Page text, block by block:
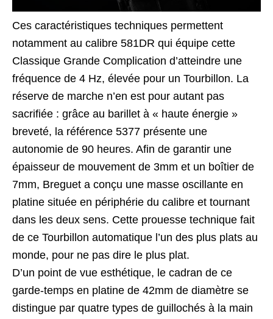
Ces caractéristiques techniques permettent
notamment au calibre 581DR qui équipe cette
Classique Grande Complication d’atteindre une
fréquence de 4 Hz, élevée pour un Tourbillon. La
réserve de marche n’en est pour autant pas
sacrifiée : grâce au barillet à « haute énergie »
breveté, la référence 5377 présente une
autonomie de 90 heures. Afin de garantir une
épaisseur de mouvement de 3mm et un boîtier de
7mm, Breguet a conçu une masse oscillante en
platine située en périphérie du calibre et tournant
dans les deux sens. Cette prouesse technique fait
de ce Tourbillon automatique l’un des plus plats au
monde, pour ne pas dire le plus plat.
D’un point de vue esthétique, le cadran de ce
garde-temps en platine de 42mm de diamètre se
distingue par quatre types de guillochés à la main